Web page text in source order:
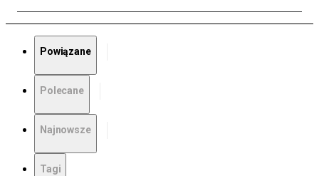
Powiązane
Polecane
Najnowsze
Tagi